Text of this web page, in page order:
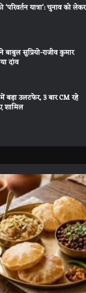
यात्रा’: चुनाव को लेकर
सुप्रियो-राजीव कुमार
दांव
बड़ा उलटफेर, 3 बार CM रहे
शामिल